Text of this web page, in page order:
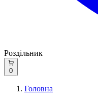
Роздільник
0
Головна